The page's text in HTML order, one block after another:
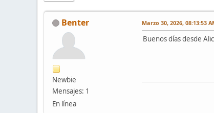
Benter
Newbie
Mensajes: 1
En línea
Marzo 30, 2026, 08:13:53
Buenos días desde